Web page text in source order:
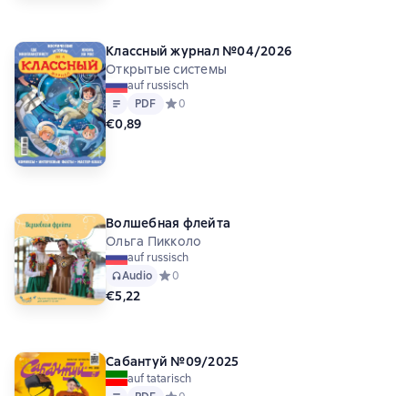
Классный журнал №04/2026
Открытые системы
auf russisch
Text
PDF
PDF Средний рейтинг 0 на основе 0 оценок
0
€0,89
Волшебная флейта
Ольга Пикколо
auf russisch
Audio Средний рейтинг 0 на основе 0 оценок
0
€5,22
Сабантуй №09/2025
auf tatarisch